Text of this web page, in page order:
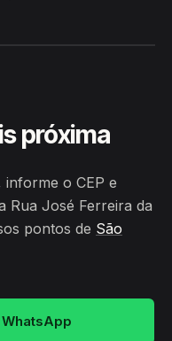
próxima
o CEP e
Rua José Ferreira da
pontos de São